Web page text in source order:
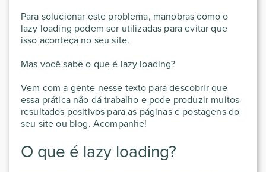
Para solucionar este problema, manobras como o
lazy loading podem ser utilizadas para evitar que
isso aconteça no seu site.
Mas você sabe o que é lazy loading?
Vem com a gente nesse texto para descobrir que
essa prática não dá trabalho e pode produzir muitos
resultados positivos para as páginas e postagens do
seu site ou blog. Acompanhe!
O que é lazy loading?